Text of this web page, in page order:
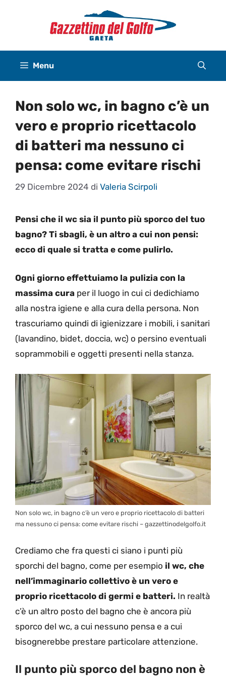
Menu
Non solo wc, in bagno c’è un
vero e proprio ricettacolo
di batteri ma nessuno ci
pensa: come evitare rischi
29 Dicembre 2024 di Valeria Scirpoli
Pensi che il wc sia il punto più sporco del tuo
bagno? Ti sbagli, è un altro a cui non pensi:
ecco di quale si tratta e come pulirlo.
Ogni giorno effettuiamo la pulizia con la
massima cura per il luogo in cui ci dedichiamo
alla nostra igiene e alla cura della persona. Non
trascuriamo quindi di igienizzare i mobili, i sanitari
(lavandino, bidet, doccia, wc) o persino eventuali
soprammobili e oggetti presenti nella stanza.
Non solo wc, in bagno c’è un vero e proprio ricettacolo di batteri
ma nessuno ci pensa: come evitare rischi – gazzettinodelgolfo.it
Crediamo che fra questi ci siano i punti più
sporchi del bagno, come per esempio il wc, che
nell’immaginario collettivo è un vero e
proprio ricettacolo di germi e batteri. In realtà
c’è un altro posto del bagno che è ancora più
sporco del wc, a cui nessuno pensa e a cui
bisognerebbe prestare particolare attenzione.
Il punto più sporco del bagno non è